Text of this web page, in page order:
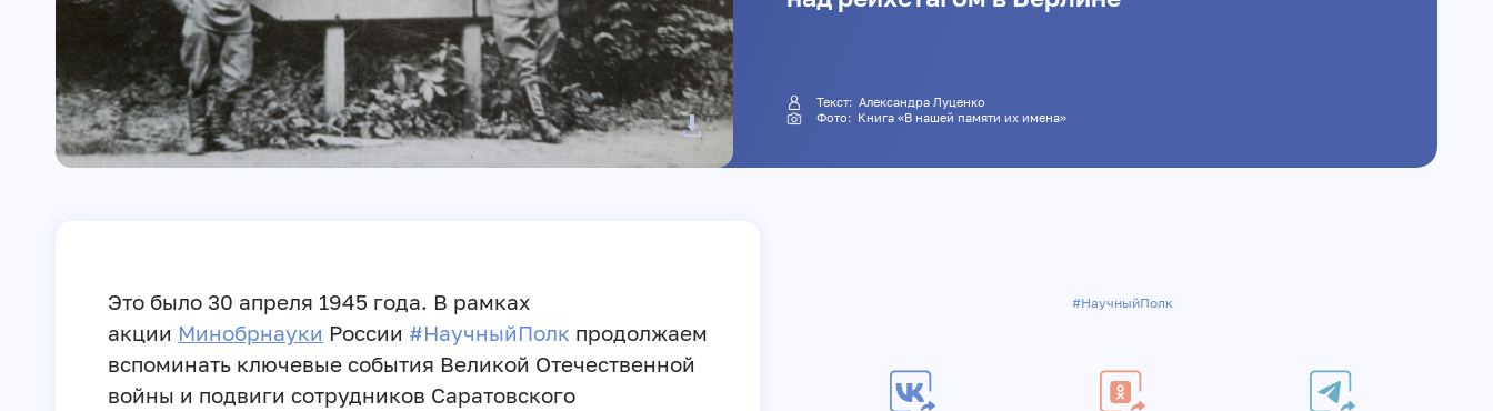
Текст: Александра Луценко
Фото: Книга «В нашей памяти их имена»
Это было 30 апреля 1945 года. В рамках
акции Минобрнауки России #НаучныйПолк продолжаем
вспоминать ключевые события Великой Отечественной
войны и подвиги сотрудников Саратовского
#НаучныйПолк